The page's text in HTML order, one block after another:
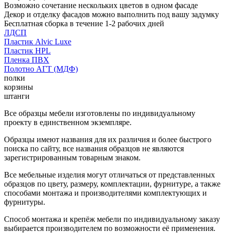
Возможно сочетание нескольких цветов в одном фасаде
Декор и отделку фасадов можно выполнить под вашу задумку
Бесплатная сборка в течение 1-2 рабочих дней
ЛДСП
Пластик Alvic Luxe
Пластик HPL
Пленка ПВХ
Полотно АГТ (МДФ)
полки
корзины
штанги
Все образцы мебели изготовлены по индивидуальному
проекту в единственном экземпляре.
Образцы имеют названия для их различия и более быстрого
поиска по сайту, все названия образцов не являются
зарегистрированным товарным знаком.
Все мебельные изделия могут отличаться от представленных
образцов по цвету, размеру, комплектации, фурнитуре, а также
способами монтажа и производителями комплектующих и
фурнитуры.
Способ монтажа и крепёж мебели по индивидуальному заказу
выбирается производителем по возможности её применения.